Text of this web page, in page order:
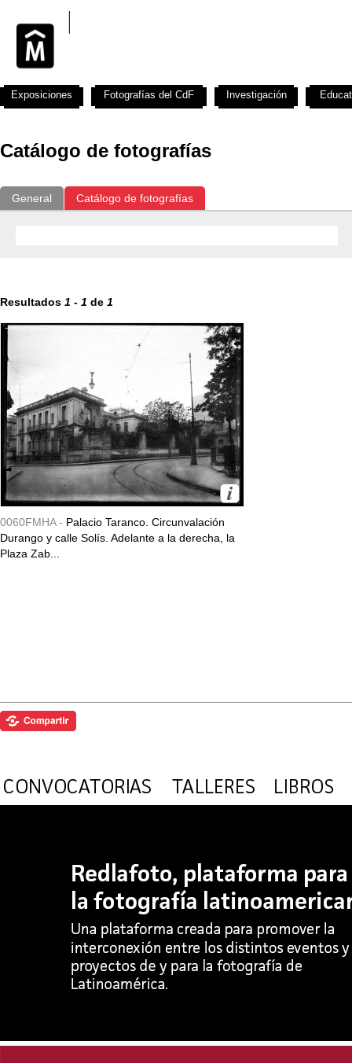
Catálogo de fotografías
General Catálogo de fotografías
Resultados 1 - 1 de 1
0060FMHA - Palacio Taranco. Circunvalación
Durango y calle Solís. Adelante a la derecha, la
Plaza Zab...
Exposiciones Fotografías del CdF Investigación